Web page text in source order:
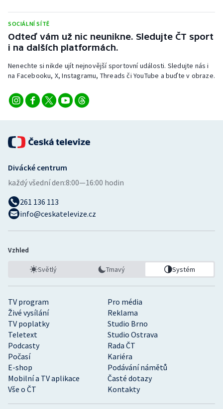
Veslování
Vodní slalom
Volejbal
SOCIÁLNÍ SÍTĚ
Odteď vám už nic neunikne. Sledujte ČT sport
i na dalších platformách.
Nenechte si nikde ujít nejnovější sportovní události. Sledujte nás i
na Facebooku, X, Instagramu, Threads či YouTube a buďte v obraze.
TV program
Pro média
Živé vysílání
Reklama
TV poplatky
Studio Brno
Teletext
Studio Ostrava
Podcasty
Rada ČT
Počasí
Kariéra
E-shop
Podávání námětů
Mobilní a TV aplikace
Časté dotazy
Vše o ČT
Kontakty
Divácké centrum
každý všední den:8:00—16:00 hodin
261 136 113
info@ceskatelevize.cz
Vzhled
Světlý Tmavý Systém